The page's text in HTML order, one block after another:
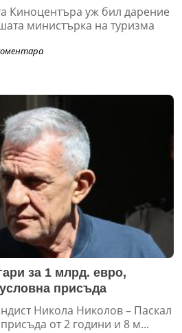
Киноцентъра уж бил дарение
министърка на туризма
за 1 млрд. евро,
присъда
Никола Николов – Паскал
от 2 години и 8 м...